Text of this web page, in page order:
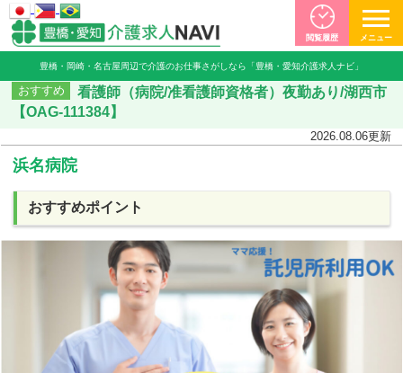
豊橋・岡崎・名古屋周辺で介護のお仕事さがしなら「豊橋・愛知介護求人ナビ」
閲覧履歴 メニュー
おすすめ
看護師（病院/准看護師資格者）夜勤あり/湖西市
【OAG-111384】
2026.08.06更新
浜名病院
おすすめポイント